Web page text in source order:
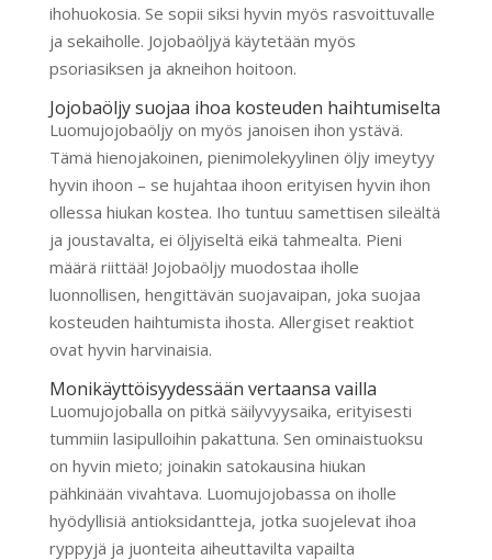
ihohuokosia. Se sopii siksi hyvin myös rasvoittuvalle
ja sekaiholle. Jojobaöljyä käytetään myös
psoriasiksen ja akneihon hoitoon.
Jojobaöljy suojaa ihoa kosteuden haihtumiselta
Luomujojobaöljy on myös janoisen ihon ystävä.
Tämä hienojakoinen, pienimolekyylinen öljy imeytyy
hyvin ihoon – se hujahtaa ihoon erityisen hyvin ihon
ollessa hiukan kostea. Iho tuntuu samettisen sileältä
ja joustavalta, ei öljyiseltä eikä tahmealta. Pieni
määrä riittää! Jojobaöljy muodostaa iholle
luonnollisen, hengittävän suojavaipan, joka suojaa
kosteuden haihtumista ihosta. Allergiset reaktiot
ovat hyvin harvinaisia.
Monikäyttöisyydessään vertaansa vailla
Luomujojoballa on pitkä säilyvyysaika, erityisesti
tummiin lasipulloihin pakattuna. Sen ominaistuoksu
on hyvin mieto; joinakin satokausina hiukan
pähkinään vivahtava. Luomujojobassa on iholle
hyödyllisiä antioksidantteja, jotka suojelevat ihoa
ryppyjä ja juonteita aiheuttavilta vapailta